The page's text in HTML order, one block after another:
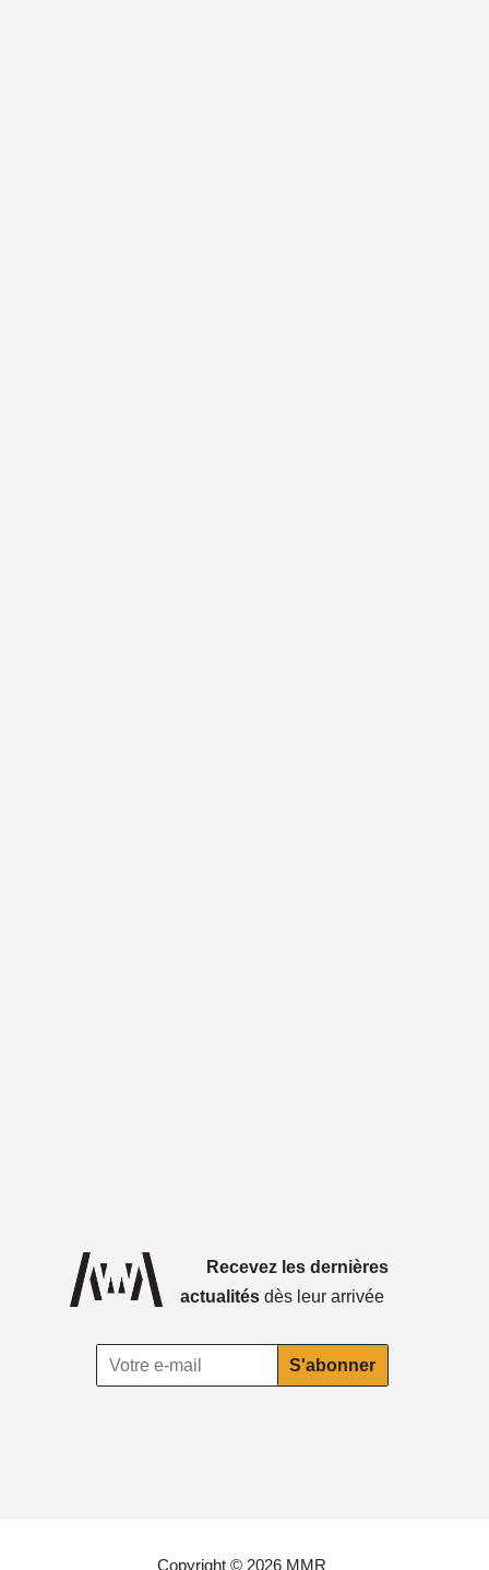
Recevez les dernières
actualités dès leur arrivée
Copyright © 2026 MMR